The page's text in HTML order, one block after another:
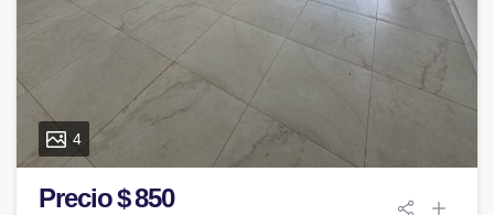
4
Precio $ 850